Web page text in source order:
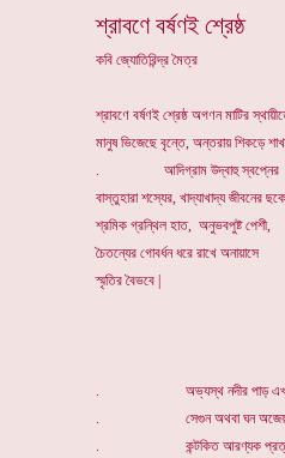
শ্রাবণে বর্ষণই শ্রেষ্ঠ
কবি জ্যোতিরিন্দ্র মৈত্র
শ্রাবণে বর্ষণই শ্রেষ্ঠ অগণন মাটির
মানুষ ভিজেছে বৃন্তে, অন্তরায় শিকড়ে
. আদিগ্রাম উদ্বাহু স্বপ্নের
বাস্তুহারা শস্যের, খাদ্যাখাদ্য জীবনের
শ্রমিক গ্রন্থিল হাত, অনুভবপুষ্ট পেশী,
চৈতন্যের গোবর্ধন ধরে রাখে অনায়াসে
স্মৃতির বৈভবে |
. অভ্যস্থ নদীর পাড় এখানে
. সেগুন অথবা ঘন অজেয়
. কন্টকিত আরণ্যক প্রত্যয়ে